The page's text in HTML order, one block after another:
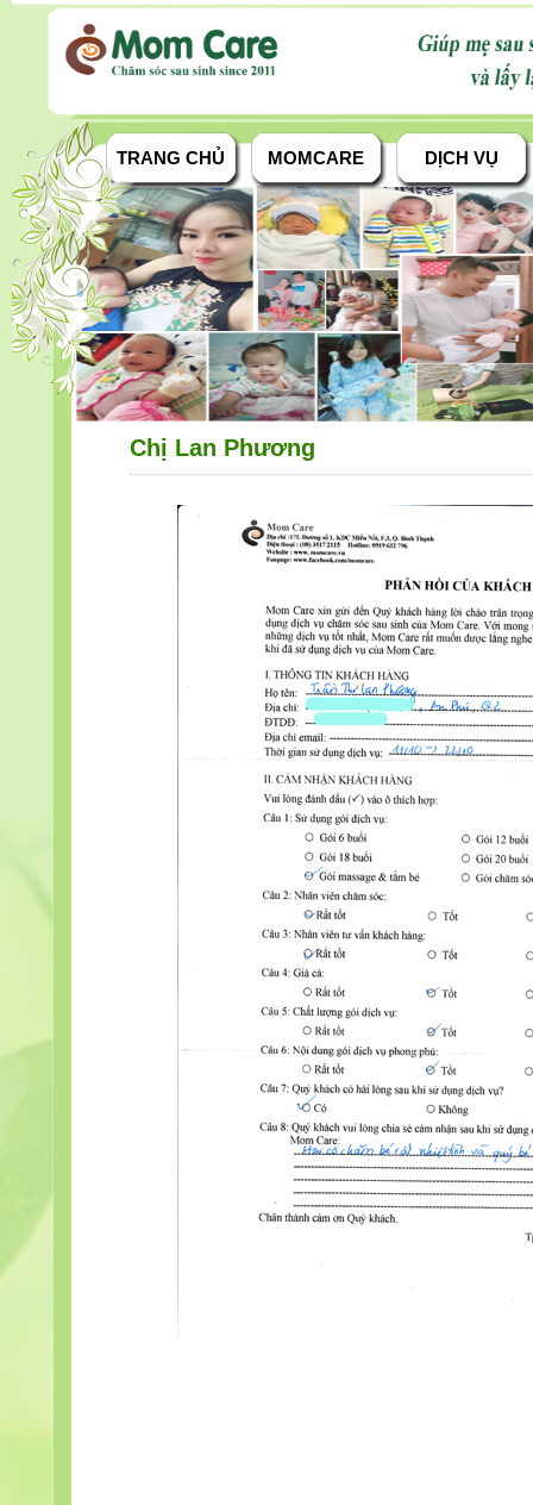
TRANG CHỦ MOMCARE DỊCH VỤ
Chị Lan Phương